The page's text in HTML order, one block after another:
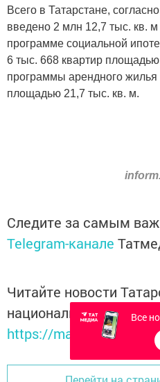
Всего в Татарстане,
введено 2 млн 12,7 тыс. кв.
программе социальной
6 тыс. 668 квартир
программы арендного
площадью 21,7 тыс. кв. м.
Следите за самым
Telegram-канале
Читайте новости
национальном
https://max.ru/tatmedia
Все